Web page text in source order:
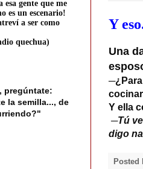
Y
Una
Y ella
─Tú
digo
esa gente que me
es un escenario!
a ser como
quechua)
pregúntate:
la semilla..., de